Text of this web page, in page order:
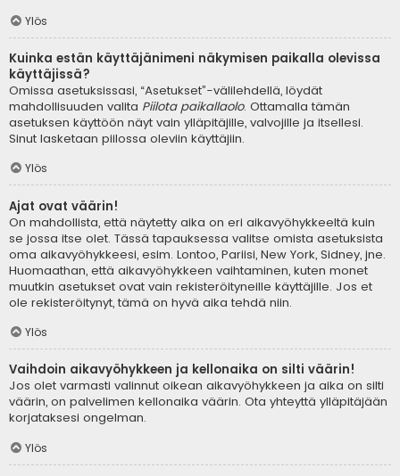
Ylös
Kuinka estän käyttäjänimeni näkymisen paikalla olevissa
käyttäjissä?
Omissa asetuksissasi, “Asetukset”-välilehdellä, löydät
mahdollisuuden valita Piilota paikallaolo. Ottamalla tämän
asetuksen käyttöön näyt vain ylläpitäjille, valvojille ja itsellesi.
Sinut lasketaan piilossa oleviin käyttäjiin.
Ylös
Ajat ovat väärin!
On mahdollista, että näytetty aika on eri aikavyöhykkeeltä kuin
se jossa itse olet. Tässä tapauksessa valitse omista asetuksista
oma aikavyöhykkeesi, esim. Lontoo, Pariisi, New York, Sidney, jne.
Huomaathan, että aikavyöhykkeen vaihtaminen, kuten monet
muutkin asetukset ovat vain rekisteröityneille käyttäjille. Jos et
ole rekisteröitynyt, tämä on hyvä aika tehdä niin.
Ylös
Vaihdoin aikavyöhykkeen ja kellonaika on silti väärin!
Jos olet varmasti valinnut oikean aikavyöhykkeen ja aika on silti
väärin, on palvelimen kellonaika väärin. Ota yhteyttä ylläpitäjään
korjataksesi ongelman.
Ylös